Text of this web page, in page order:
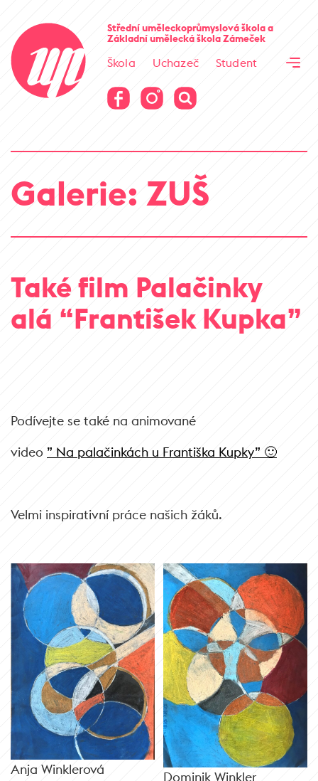
Střední uměleckoprůmyslová školaa
Základní umělecká školaZámeček
Škola Uchazeč
Student
Virtuální prohlídka
Virtuální prohlídka
Galerie: ZUŠ
Také film Palačinky
alá “František Kupka”
Podívejte se také na animované
video ” Na palačinkách u Františka Kupky” 🙂
Velmi inspirativní práce našich žáků.
Anja Winklerová Dominik Winkler